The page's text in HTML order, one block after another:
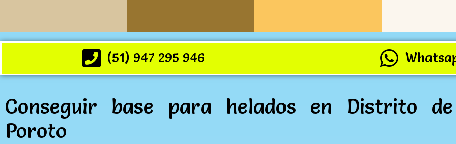
(51) 947 295 946
Conseguir base para helados en Distrito de
Poroto